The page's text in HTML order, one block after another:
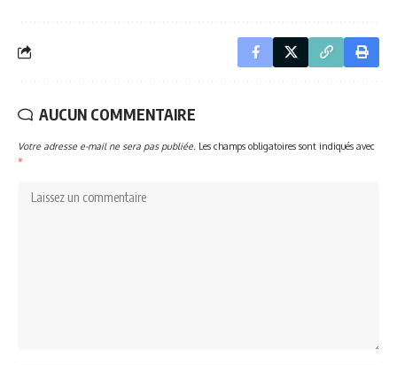
AUCUN COMMENTAIRE
Votre adresse e-mail ne sera pas publiée. Les champs obligatoires sont indiqués avec
*